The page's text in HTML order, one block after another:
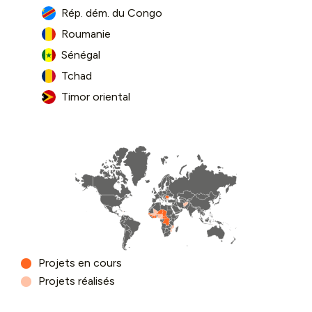
Projets en cours
Projets réalisés
Rép. dém. du Congo
Roumanie
Sénégal
Tchad
Timor oriental